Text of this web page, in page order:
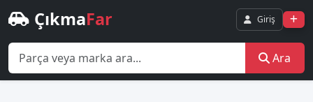
ÇıkmaFar Giriş
Ara